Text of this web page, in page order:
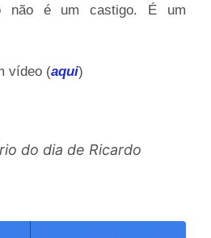
não é um castigo. É um
vídeo (aqui)
do dia de Ricardo